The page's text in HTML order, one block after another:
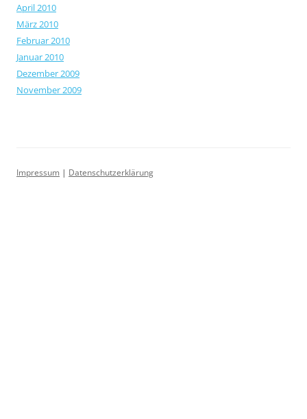
April 2010
März 2010
Februar 2010
Januar 2010
Dezember 2009
November 2009
Impressum | Datenschutzerklärung